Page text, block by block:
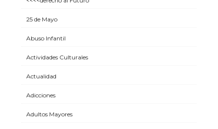
25 de Mayo
Abuso Infantil
Actividades Culturales
Actualidad
Adicciones
Adultos Mayores